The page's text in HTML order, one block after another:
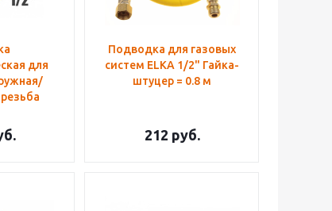
для
Подводка для газовых
систем ELKA 1/2" Гайка-
штуцер = 0.8 м
212 руб.